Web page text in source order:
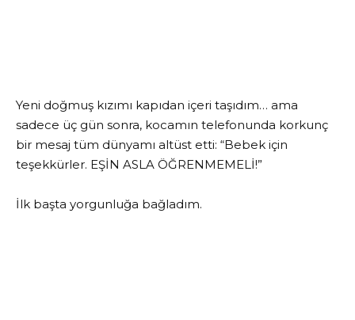
Yeni doğmuş kızımı kapıdan içeri taşıdım… ama
sadece üç gün sonra, kocamın telefonunda korkunç
bir mesaj tüm dünyamı altüst etti: “Bebek için
teşekkürler. EŞİN ASLA ÖĞRENMEMELİ!”
İlk başta yorgunluğa bağladım.